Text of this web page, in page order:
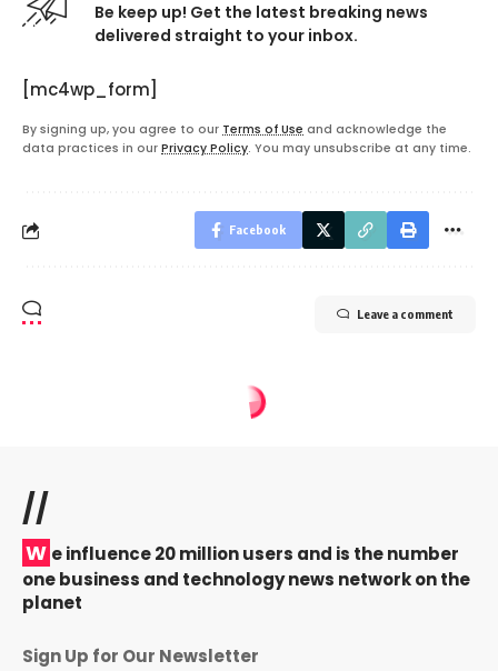
Be keep up! Get the latest breaking news
delivered straight to your inbox.
[mc4wp_form]
By signing up, you agree to our Terms of Use and acknowledge the
data practices in our Privacy Policy. You may unsubscribe at any time.
Facebook
Leave a comment
//
W e influence 20 million users and is the number
one business and technology news network on the
planet
Sign Up for Our Newsletter